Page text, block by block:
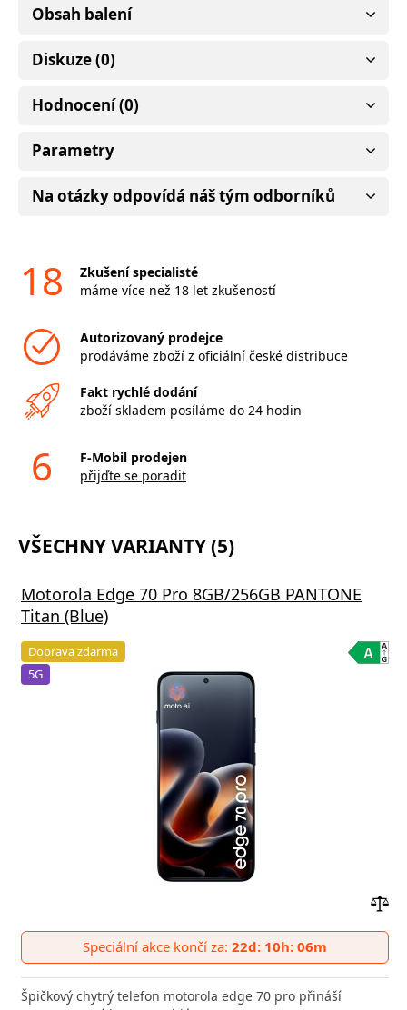
Obsah balení
Diskuze (0)
Hodnocení (0)
Parametry
Na otázky odpovídá náš tým odborníků
18
Zkušení specialisté
máme více než 18 let zkušeností
Autorizovaný prodejce
prodáváme zboží z oficiální české distribuce
Fakt rychlé dodání
zboží skladem posíláme do 24 hodin
6
F-Mobil prodejen
přijďte se poradit
VŠECHNY VARIANTY (5)
Motorola Edge 70 Pro 8GB/256GB PANTONE
Titan (Blue)
Doprava zdarma
5G
do
Speciální akce končí za: 22d: 10h: 06m
Špičkový chytrý telefon motorola edge 70 pro přináší